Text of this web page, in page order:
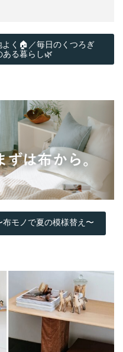
よく🏠／毎日のくつろぎ
ある暮らし🌿
モノで夏の模様替え〜